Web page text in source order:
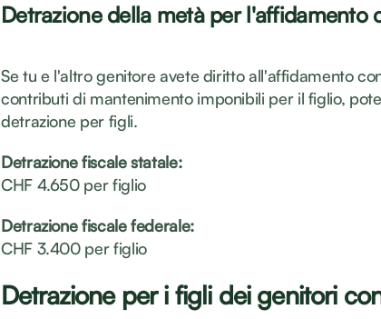
Detrazione della metà per l'affidamento
Se tu e l'altro genitore avete diritto all'affidamento
contributi di mantenimento imponibili per il figlio,
detrazione per figli.
Detrazione fiscale statale:
CHF 4.650 per figlio
Detrazione fiscale federale:
CHF 3.400 per figlio
Detrazione per i figli dei genitori